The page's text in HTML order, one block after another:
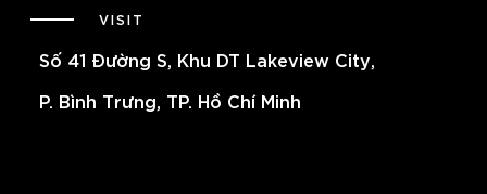
VISIT
Số 41 Đường S, Khu DT Lakeview City,
P. Bình Trưng, TP. Hồ Chí Minh